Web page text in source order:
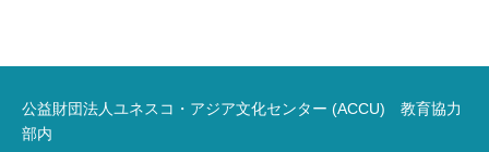
公益財団法人ユネスコ・アジア文化センター (ACCU) 教育協力
部内